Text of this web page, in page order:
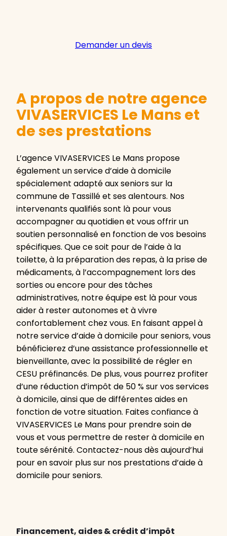
Demander un devis
A propos de notre agence
VIVASERVICES Le Mans et
de ses prestations
L’agence VIVASERVICES Le Mans propose
également un service d’aide à domicile
spécialement adapté aux seniors sur la
commune de Tassillé et ses alentours. Nos
intervenants qualifiés sont là pour vous
accompagner au quotidien et vous offrir un
soutien personnalisé en fonction de vos besoins
spécifiques. Que ce soit pour de l’aide à la
toilette, à la préparation des repas, à la prise de
médicaments, à l’accompagnement lors des
sorties ou encore pour des tâches
administratives, notre équipe est là pour vous
aider à rester autonomes et à vivre
confortablement chez vous. En faisant appel à
notre service d’aide à domicile pour seniors, vous
bénéficierez d’une assistance professionnelle et
bienveillante, avec la possibilité de régler en
CESU préfinancés. De plus, vous pourrez profiter
d’une réduction d’impôt de 50 % sur vos services
à domicile, ainsi que de différentes aides en
fonction de votre situation. Faites confiance à
VIVASERVICES Le Mans pour prendre soin de
vous et vous permettre de rester à domicile en
toute sérénité. Contactez-nous dès aujourd’hui
pour en savoir plus sur nos prestations d’aide à
domicile pour seniors.
Financement, aides & crédit d’impôt